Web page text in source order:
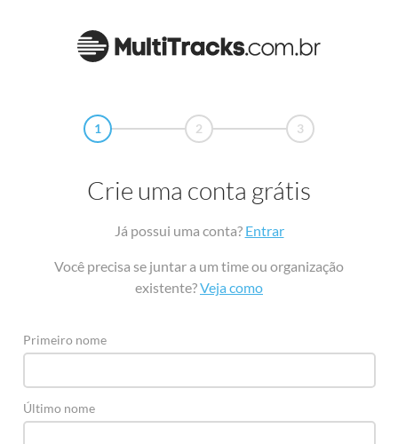
1 2 3
Crie uma conta grátis
Já possui uma conta? Entrar
Você precisa se juntar a um time ou organização
existente?Veja como
Primeiro nome
Último nome